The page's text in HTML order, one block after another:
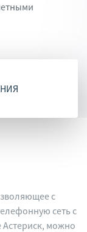
с
сеть с
можно